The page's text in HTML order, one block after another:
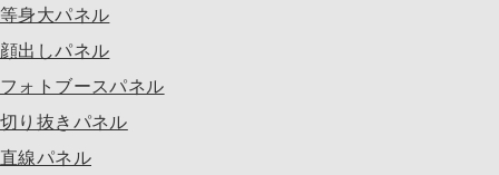
等身大パネル
顔出しパネル
フォトブースパネル
切り抜きパネル
直線パネル